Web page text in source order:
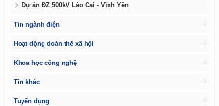
Dự án ĐZ 500kV Lào Cai - Vĩnh Yên
Tin ngành điện
Hoạt động đoàn thể xã hội
Khoa học công nghệ
Tin khác
Tuyển dụng